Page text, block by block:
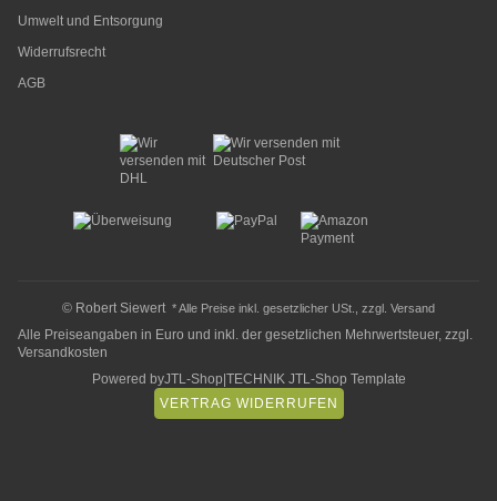
Umwelt und Entsorgung
Widerrufsrecht
AGB
© Robert Siewert* Alle Preise inkl. gesetzlicher USt., zzgl. Versand
Alle Preiseangaben in Euro und inkl. der gesetzlichen Mehrwertsteuer, zzgl.
Versandkosten
Powered byJTL-Shop TECHNIK JTL-Shop Template
VERTRAG WIDERRUFEN